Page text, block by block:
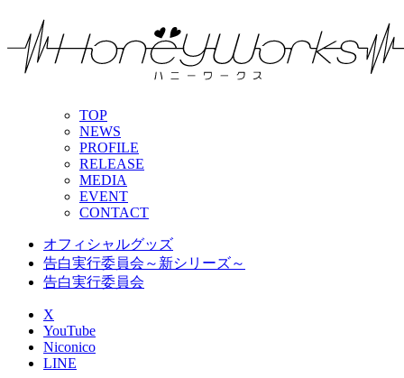
TOP
NEWS
PROFILE
RELEASE
MEDIA
EVENT
CONTACT
オフィシャルグッズ
告白実行委員会～新シリーズ～
告白実行委員会
X
YouTube
Niconico
LINE